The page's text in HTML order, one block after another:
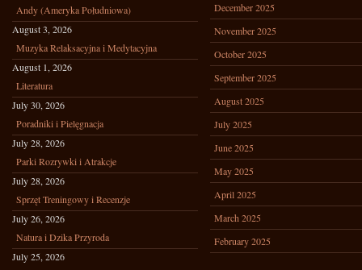
Andy (Ameryka Południowa)
August 3, 2026
Muzyka Relaksacyjna i Medytacyjna
August 1, 2026
Literatura
July 30, 2026
Poradniki i Pielęgnacja
July 28, 2026
Parki Rozrywki i Atrakcje
July 28, 2026
Sprzęt Treningowy i Recenzje
July 26, 2026
Natura i Dzika Przyroda
July 25, 2026
December 2025
November 2025
October 2025
September 2025
August 2025
July 2025
June 2025
May 2025
April 2025
March 2025
February 2025